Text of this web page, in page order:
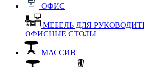
ОФИС
МЕБЕЛЬ ДЛЯ
ОФИСНЫЕ СТОЛЫ
МАССИВ